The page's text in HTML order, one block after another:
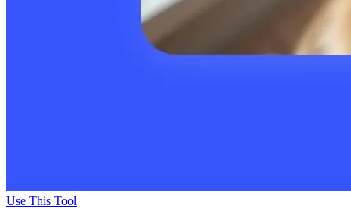
Use This Tool